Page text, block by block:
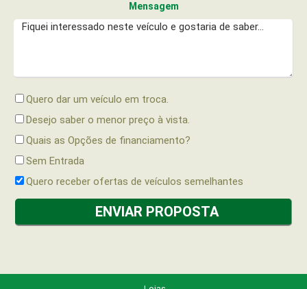
Mensagem
Quero dar um veículo em troca.
Desejo saber o menor preço à vista.
Quais as Opções de financiamento?
Sem Entrada
Quero receber ofertas de veículos semelhantes